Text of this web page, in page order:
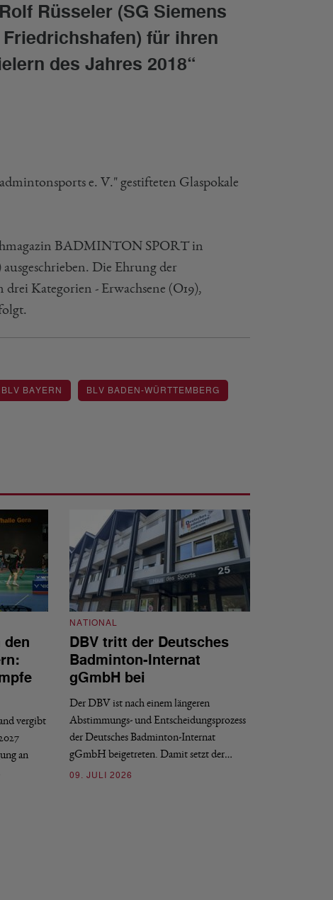
Rüsseler (SG Siemens
für ihren
des Jahres 2018“
e. V." gestifteten Glaspokale
BADMINTON SPORT in
Die Ehrung der
Kategorien - Erwachsene (O19),
BLV BAYERN BLV BADEN-WÜRTTEMBERG
den
vergibt
an
NATIONAL
DBV tritt der Deutsches
Badminton-Internat
gGmbH bei
Der DBV ist nach einem längeren
Abstimmungs- und Entscheidungsprozess
der Deutsches Badminton-Internat
gGmbH beigetreten. Damit setzt der…
09. JULI 2026